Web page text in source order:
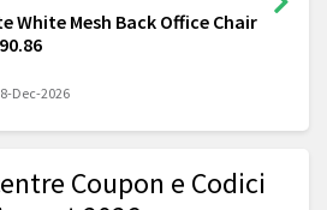
White Mesh Back Office Chair
Dec-2026
Coupon e Codici